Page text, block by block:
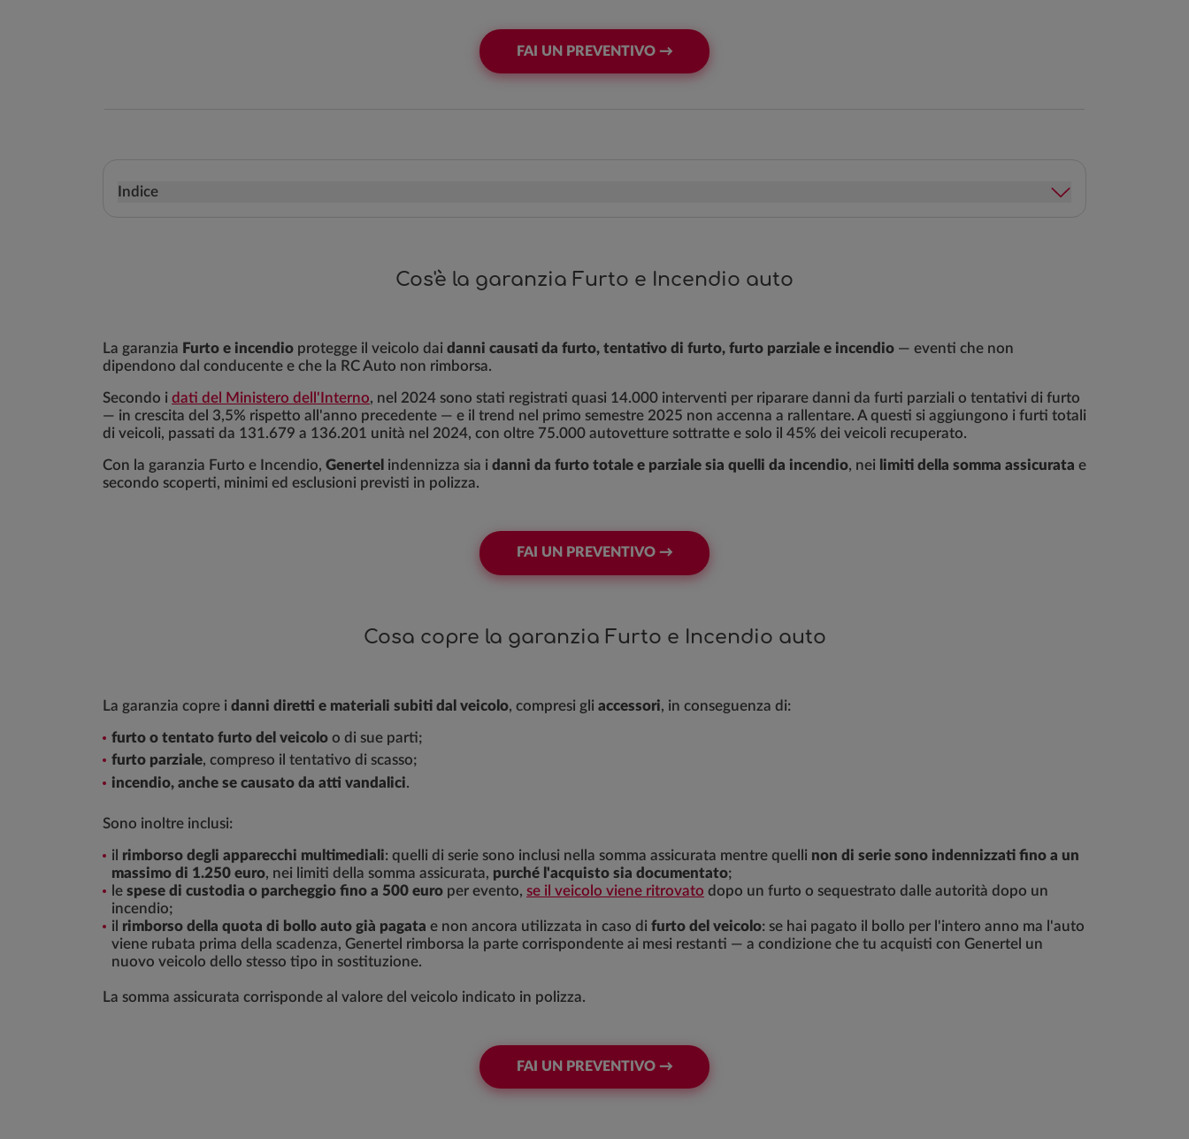
FAI UN PREVENTIVO →
Indice
Cos'è la garanzia Furto e Incendio auto
La garanzia Furto e incendio protegge il veicolo dai danni causati da furto, tentativo di furto, furto parziale e incendio — eventi che non
dipendono dal conducente e che la RC Auto non rimborsa.
Secondo i dati del Ministero dell'Interno, nel 2024 sono stati registrati quasi 14.000 interventi per riparare danni da furti parziali o tentativi di furto
— in crescita del 3,5% rispetto all'anno precedente — e il trend nel primo semestre 2025 non accenna a rallentare. A questi si aggiungono i furti totali
di veicoli, passati da 131.679 a 136.201 unità nel 2024, con oltre 75.000 autovetture sottratte e solo il 45% dei veicoli recuperato.
Con la garanzia Furto e Incendio, Genertel indennizza sia i danni da furto totale e parziale sia quelli da incendio, nei limiti della somma assicurata e
secondo scoperti, minimi ed esclusioni previsti in polizza.
FAI UN PREVENTIVO →
Cosa copre la garanzia Furto e Incendio auto
La garanzia copre i danni diretti e materiali subiti dal veicolo, compresi gli accessori, in conseguenza di:
furto o tentato furto del veicolo o di sue parti;
furto parziale, compreso il tentativo di scasso;
incendio, anche se causato da atti vandalici.
Sono inoltre inclusi:
il rimborso degli apparecchi multimediali: quelli di serie sono inclusi nella somma assicurata mentre quelli non di serie sono indennizzati fino a un
massimo di 1.250 euro, nei limiti della somma assicurata, purché l'acquisto sia documentato;
le spese di custodia o parcheggio fino a 500 euro per evento, se il veicolo viene ritrovato dopo un furto o sequestrato dalle autorità dopo un
incendio;
il rimborso della quota di bollo auto già pagata e non ancora utilizzata in caso di furto del veicolo: se hai pagato il bollo per l'intero anno ma l'auto
viene rubata prima della scadenza, Genertel rimborsa la parte corrispondente ai mesi restanti — a condizione che tu acquisti con Genertel un
nuovo veicolo dello stesso tipo in sostituzione.
La somma assicurata corrisponde al valore del veicolo indicato in polizza.
FAI UN PREVENTIVO →